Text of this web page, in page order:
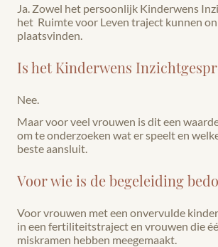
Ja. Zowel het persoonlijk Kinderwens
het Ruimte voor Leven traject kunnen
plaatsvinden.
Is het Kinderwens
Nee.
Maar voor veel vrouwen is dit een
om te onderzoeken wat er speelt en
beste aansluit.
Voor wie is de begeleiding
Voor vrouwen met een onvervulde
in een fertiliteitstraject en vrouwen die
miskramen hebben meegemaakt.